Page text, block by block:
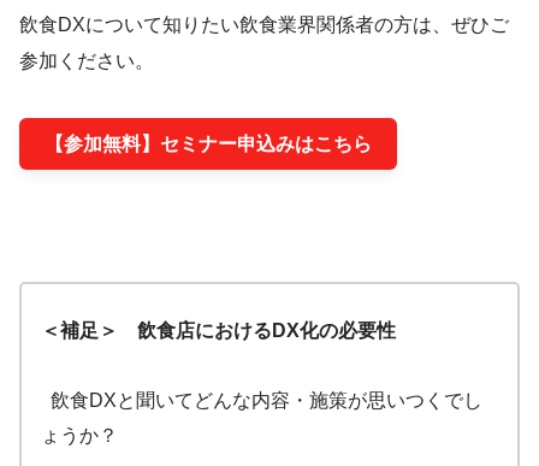
飲食DXについて知りたい飲食業界関係者の方は、ぜひご
参加ください。
【参加無料】セミナー申込みはこちら
＜補足＞ 飲食店におけるDX化の必要性
飲食DXと聞いてどんな内容・施策が思いつくでし
ょうか？